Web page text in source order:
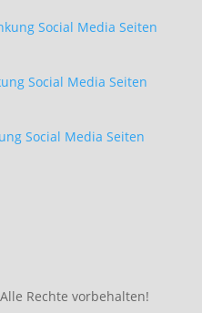
Rechte vorbehalten!